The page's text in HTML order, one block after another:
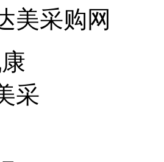
美采购网